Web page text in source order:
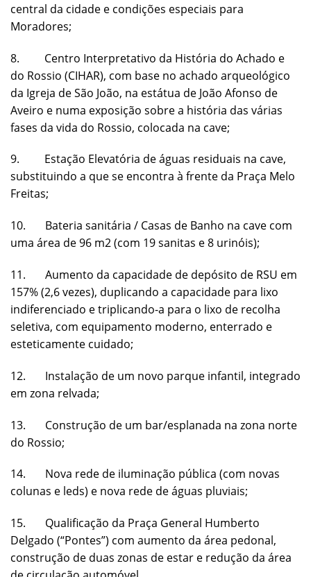
central da cidade e condições especiais para
Moradores;
8. Centro Interpretativo da História do Achado e
do Rossio (CIHAR), com base no achado arqueológico
da Igreja de São João, na estátua de João Afonso de
Aveiro e numa exposição sobre a história das várias
fases da vida do Rossio, colocada na cave;
9. Estação Elevatória de águas residuais na cave,
substituindo a que se encontra à frente da Praça Melo
Freitas;
10. Bateria sanitária / Casas de Banho na cave com
uma área de 96 m2 (com 19 sanitas e 8 urinóis);
11. Aumento da capacidade de depósito de RSU em
157% (2,6 vezes), duplicando a capacidade para lixo
indiferenciado e triplicando-a para o lixo de recolha
seletiva, com equipamento moderno, enterrado e
esteticamente cuidado;
12. Instalação de um novo parque infantil, integrado
em zona relvada;
13. Construção de um bar/esplanada na zona norte
do Rossio;
14. Nova rede de iluminação pública (com novas
colunas e leds) e nova rede de águas pluviais;
15. Qualificação da Praça General Humberto
Delgado (“Pontes”) com aumento da área pedonal,
construção de duas zonas de estar e redução da área